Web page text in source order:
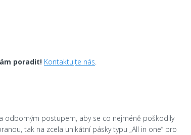
poradit! Kontaktujte nás.
odborným postupem, aby se co nejméně poškodily
tak na zcela unikátní pásky typu „All in one“ pro